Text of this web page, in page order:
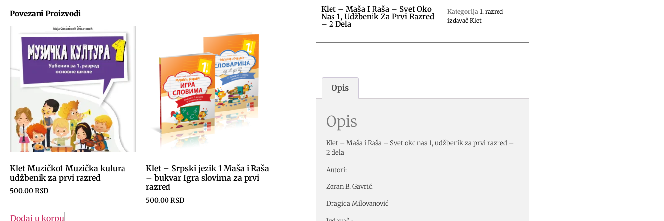
Povezani Proizvodi
Klet Muzičko1 Muzička kulura
udžbenik za prvi razred
500.00RSD
Dodaj u korpu
Klet – Srpski jezik 1 Maša i Raša
– bukvar Igra slovima za prvi
razred
500.00RSD
Klet – Maša I Raša – Svet Oko
Nas 1, Udžbenik Za Prvi Razred
– 2 Dela
Kategorija 1. razred
izdavač Klet
Opis
Opis
Klet – Maša i Raša – Svet oko nas 1, udžbenik za prvi razred –
2 dela
Autori:
Zoran B. Gavrić,
Dragica Milovanović